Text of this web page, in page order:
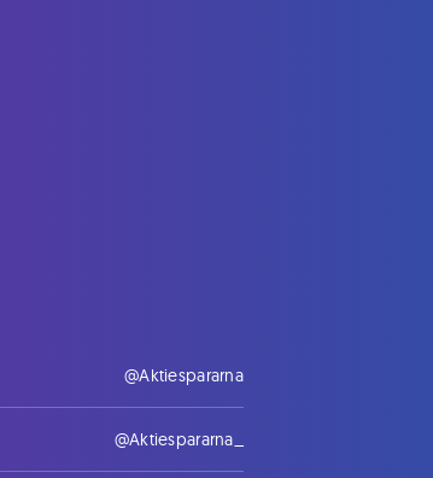
@Aktiespararna
@Aktiespararna_